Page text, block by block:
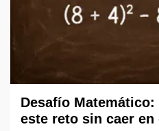
Desafío
este reto sin caer